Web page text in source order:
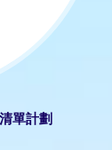
單計劃